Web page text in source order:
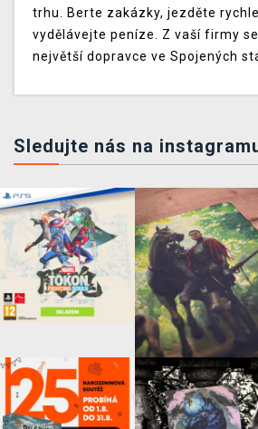
trhu. Berte zakázky, jezděte
vydělávejte peníze. Z vaší firmy
největší dopravce ve Spojených
Sledujte nás na